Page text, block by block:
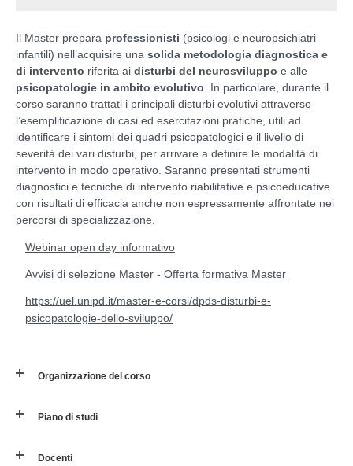
Il Master prepara professionisti (psicologi e neuropsichiatri
infantili) nell’acquisire una solida metodologia diagnostica e
di intervento riferita ai disturbi del neurosviluppo e alle
psicopatologie in ambito evolutivo . In particolare, durante il
corso saranno trattati i principali disturbi evolutivi attraverso
l’esemplificazione di casi ed esercitazioni pratiche, utili ad
identificare i sintomi dei quadri psicopatologici e il livello di
severità dei vari disturbi, per arrivare a definire le modalità di
intervento in modo operativo. Saranno presentati strumenti
diagnostici e tecniche di intervento riabilitative e psicoeducative
con risultati di efficacia anche non espressamente affrontate nei
percorsi di specializzazione.
Webinar open day informativo
Avvisi di selezione Master - Offerta formativa Master
https://uel.unipd.it/master-e-corsi/dpds-disturbi-e-
psicopatologie-dello-sviluppo/
Organizzazione del corso
Piano di studi
Docenti